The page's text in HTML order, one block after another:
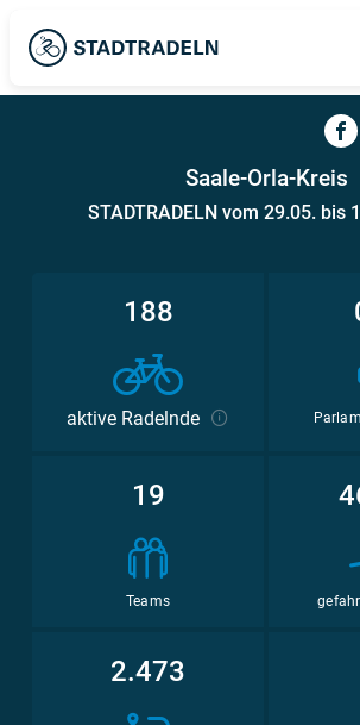
Saale-Orla-Kreis
STADTRADELN vom 29.05. bis
188
aktive Radelnde
19
Teams
2.473